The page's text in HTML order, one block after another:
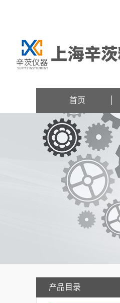
首页
产品目录